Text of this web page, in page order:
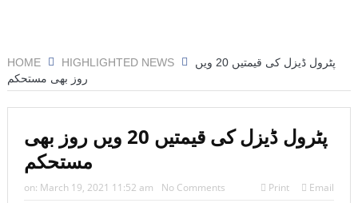
HOME HIGHLIGHTED NEWS
پٹرول ڈیزل کی قیمتیں 20 ویں
روز بھی مستحکم
پٹرول ڈیزل کی قیمتیں 20 ویں روز بھی
مستحکم
on: March 19, 2021 11:52 am No Comments Print Email